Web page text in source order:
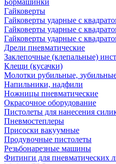
Бормашинки
Гайковерты
Гайковерты ударные с
Гайковерты ударные с
Гайковерты ударные с
Дрели пневматические
Заклепочные (клепальные)
Клещи (кусачки)
Молотки рубильные,
Напильники, надфили
Ножницы пневматические
Окрасочное оборудование
Пистолеты для нанесения
Пневмостеплеры
Присоски вакуумные
Продувочные пистолеты
Резьбонарезные машины
Фитинги для пневматических